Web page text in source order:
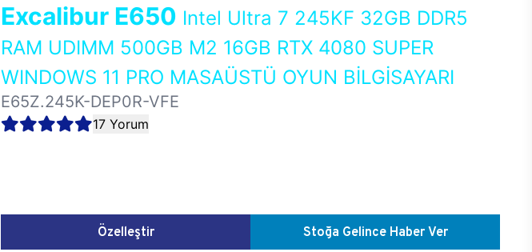
Excalibur E650 Intel Ultra 7 245KF 32GB DDR5
RAM UDIMM 500GB M2 16GB RTX 4080 SUPER
WINDOWS 11 PRO MASAÜSTÜ OYUN BİLGİSAYARI
E65Z.245K-DEP0R-VFE
17 Yorum
Özelleştir Stoğa Gelince Haber Ver